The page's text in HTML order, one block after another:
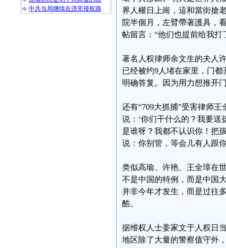
中共当局继续在违宪侵权路
界人權日上崗，這和當街搶
院半個月，左臂帶著護具，
帖留言：“他们也提前给我
著名人权律师余文生的夫人
已经被约9人堵在家里，门
明确答复。因为用力想推开
还有“709大抓捕”受害律师
说：‘你们干什么的？我要送
是谁呀？我都不认识你！把
说：你别管，等会儿有人跟
类似高瑜、许艳、王全璋在
不是中国的特例，而是中国
并非今年才发生，而是过往
酷。
据维权人士姜家文于人权日
地区除了大量的警察值守外